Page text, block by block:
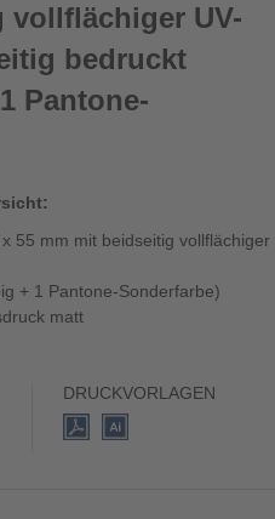
vollflächiger UV-
bedruckt
Pantone-
55 mm mit beidseitig vollflächiger
+ 1 Pantone-Sonderfarbe)
matt
DRUCKVORLAGEN